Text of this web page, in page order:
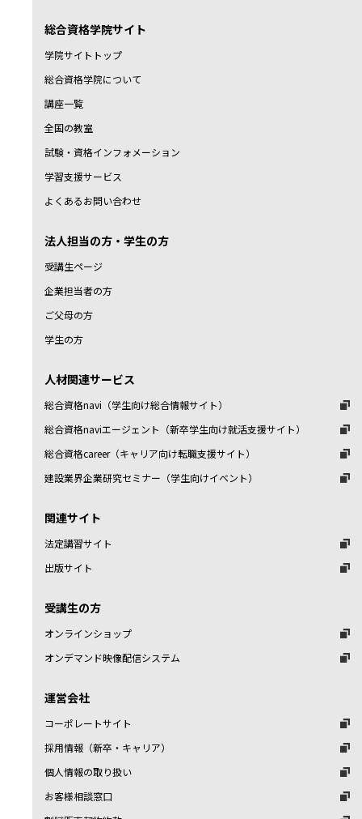
総合資格学院サイト
学院サイトトップ
総合資格学院について
講座一覧
全国の教室
試験・資格インフォメーション
学習支援サービス
よくあるお問い合わせ
法人担当の方・学生の方
受講生ページ
企業担当者の方
ご父母の方
学生の方
人材関連サービス
総合資格navi（学生向け総合情報サイト）
総合資格naviエージェント（新卒学生向け就活支援サイト）
総合資格career（キャリア向け転職支援サイト）
建設業界企業研究セミナー（学生向けイベント）
関連サイト
法定講習サイト
出版サイト
受講生の方
オンラインショップ
オンデマンド映像配信システム
運営会社
コーポレートサイト
採用情報（新卒・キャリア）
個人情報の取り扱い
お客様相談窓口